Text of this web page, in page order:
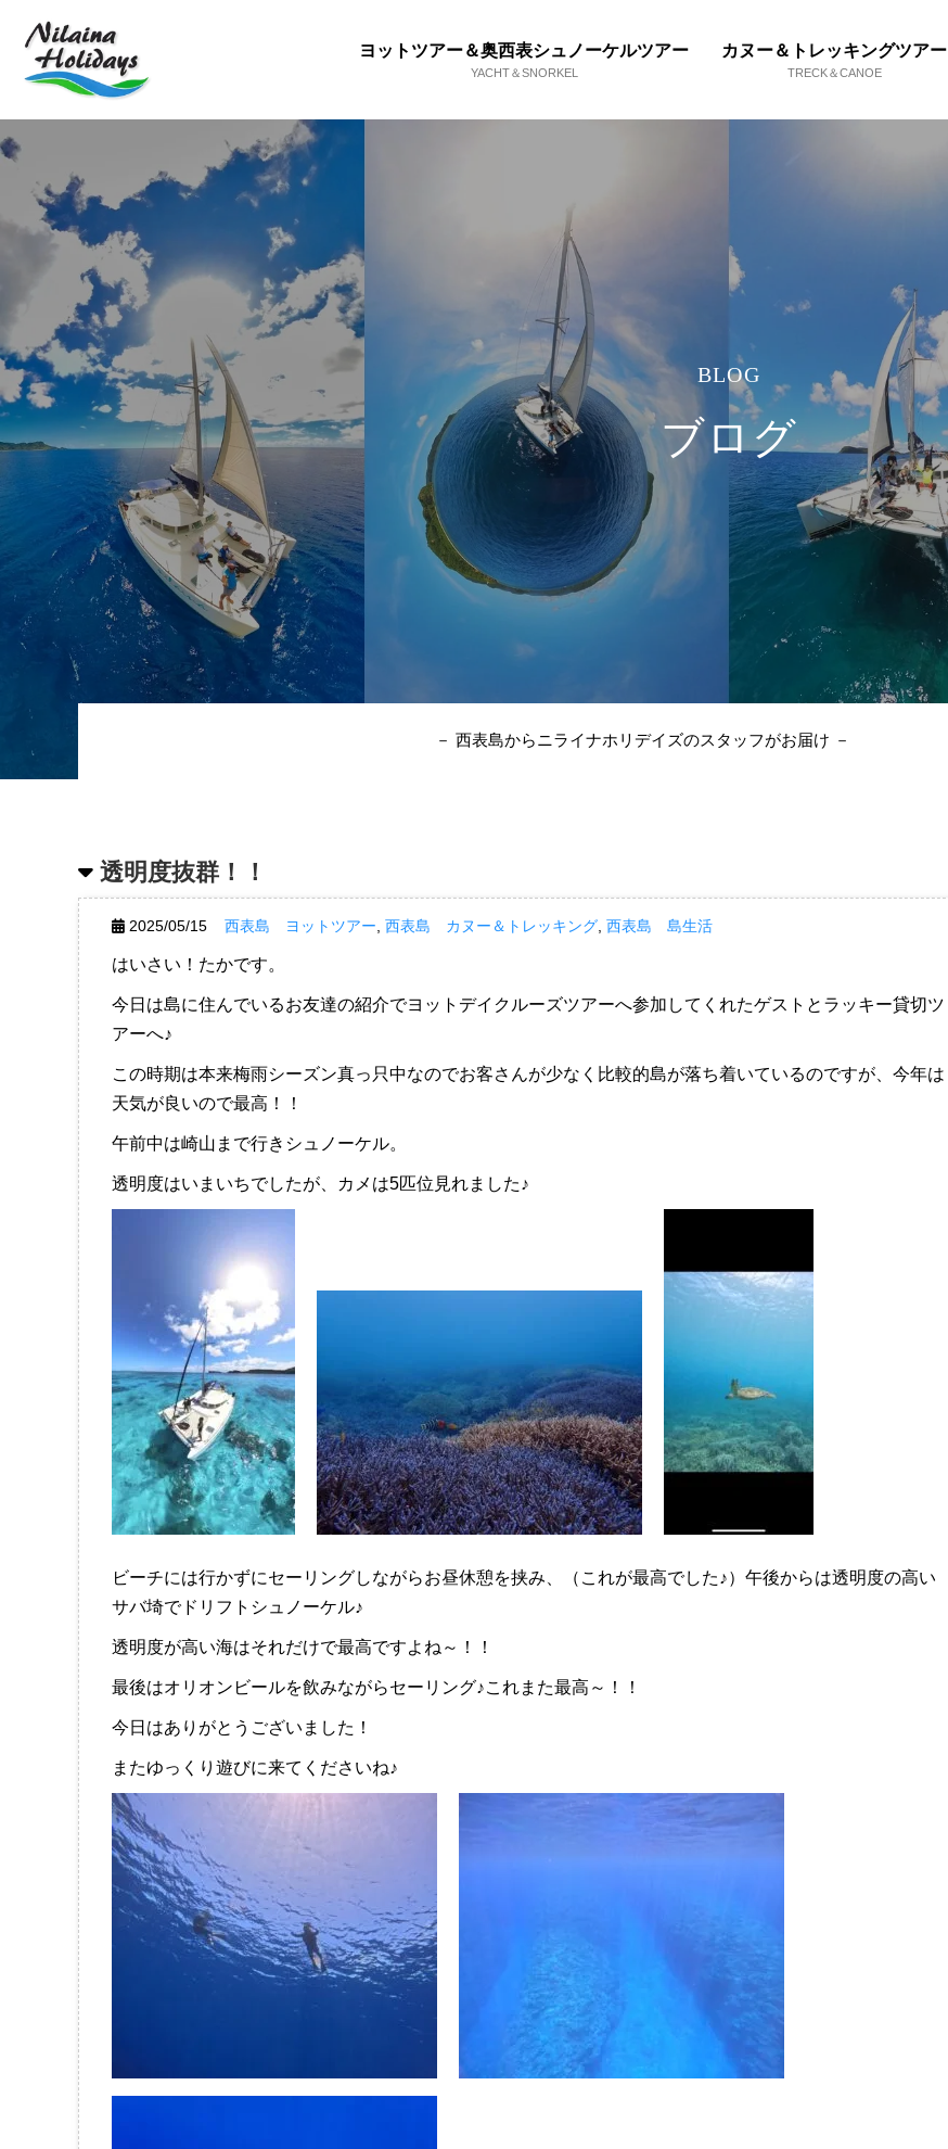
ヨットツアー＆奥西表シュノーケルツアー
YACHT＆SNORKEL
カヌー＆トレッキングツアー
TRECK＆CANOE
BLOG
ブログ
－ 西表島からニライナホリデイズのスタッフがお届け －
透明度抜群！！
2025/05/15 西表島 ヨットツアー 西表島 カヌー＆トレッキング 西表島 島生活
はいさい！たかです。
今日は島に住んでいるお友達の紹介でヨットデイクルーズツアーへ参加してくれたゲストとラッキー貸切ツ
アーへ♪
この時期は本来梅雨シーズン真っ只中なのでお客さんが少なく比較的島が落ち着いているのですが、今年は
天気が良いので最高！！
午前中は崎山まで行きシュノーケル。
透明度はいまいちでしたが、カメは5匹位見れました♪
ビーチには行かずにセーリングしながらお昼休憩を挟み、（これが最高でした♪）午後からは透明度の高い
サバ埼でドリフトシュノーケル♪
透明度が高い海はそれだけで最高ですよね～！！
最後はオリオンビールを飲みながらセーリング♪これまた最高～！！
今日はありがとうございました！
またゆっくり遊びに来てくださいね♪